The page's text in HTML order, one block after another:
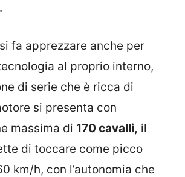
fa apprezzare anche per
al proprio interno,
di serie che è ricca di
si presenta con
massima di 170 cavalli, il
di toccare come picco
km/h, con l’autonomia che